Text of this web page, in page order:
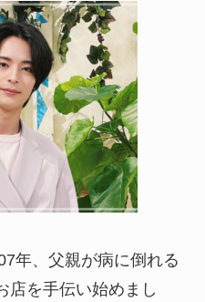
年、父親が病に倒れる
店を手伝い始めまし